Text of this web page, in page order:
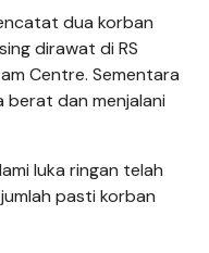
dua korban
dirawat di RS
Centre. Sementara
berat dan menjalani
luka ringan telah
pasti korban